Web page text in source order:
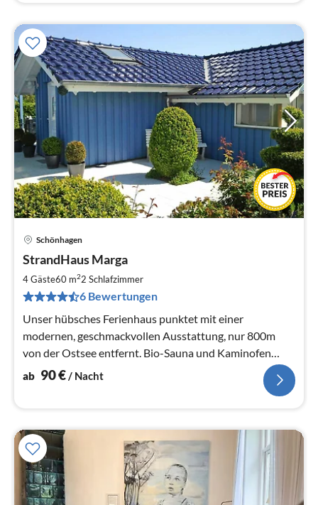
Schönhagen
StrandHaus Marga
4 Gäste60 m22 Schlafzimmer
6 Bewertungen
Unser hübsches Ferienhaus punktet mit einer
modernen, geschmackvollen Ausstattung, nur 800m
von der Ostsee entfernt. Bio-Sauna und Kaminofen
sorgen für wohlige Wärme!
ab 90€ / Nacht